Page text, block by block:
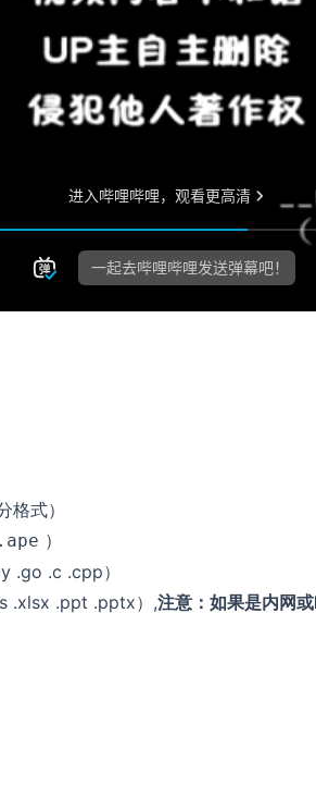
式）
.ape ）
.go .c .cpp）
.xlsx .ppt .pptx）,注意：如果是内网